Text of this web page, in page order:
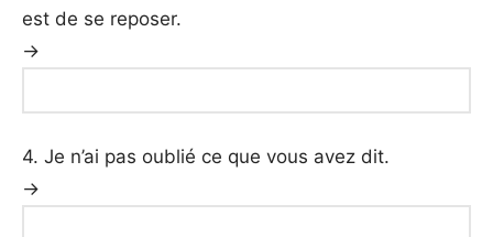
est de se reposer.
→
4. Je n’ai pas oublié ce que vous avez dit.
→